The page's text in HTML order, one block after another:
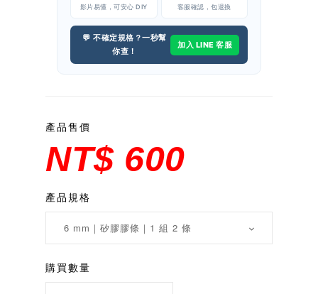
影片易懂，可安心 DIY 客服確認，包退換
💬 不確定規格？一秒幫
你查！
加入 LINE 客服
產品售價
NT$ 600
產品規格
購買數量